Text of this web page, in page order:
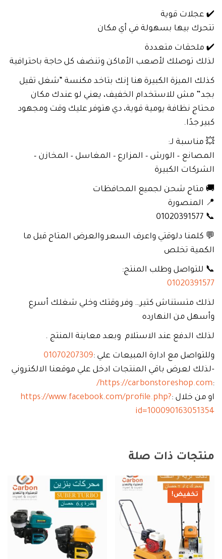
✔️ عجلات قوية
تتحرك بيها بسهولة في أي مكان
✔️ ملحقات متعددة
لذلك توصلك لأصعب الأماكن وتنضف كل حاجة باحترافية
كذلك الميزة الكبيرة هنا إنك بتاخد مكنسة “شغل تقيل
بجد” مش للاستخدام الخفيف، يعني لو عندك مكان
محتاج نظافة يومية قوية، دي هتوفر عليك وقت ومجهود
كبير جدًا.
💥 مناسبة لـ:
المصانع – الورش – المزارع – المغاسل – المخازن –
الشركات الكبيرة
🚚 متاح شحن لجميع المحافظات
📍 المنصورة
📞 01020391577
💬 كلمنا دلوقتي واعرف السعر والعرض المتاح قبل ما
الكمية تخلص
📞 للتواصل وطلب المنتج:
01020391577
لذلك متستناش كتير… وفر وقتك وخلي شغلك أسرع
وأسهل من النهارده
لذلك الدفع عند الاستلام وبعد معاينة المنتج .
وللتواصل مع ادارة المبيعات علي :01070207309
-لذلك لعرض باقي المنتجات ادخل علي موقعنا الالكتروني
:
https://carbonstoreshop.com/
او من خلال :https://www.facebook.com/profile.php?
id=100090163051354
منتجات ذات صلة
تخفيض!